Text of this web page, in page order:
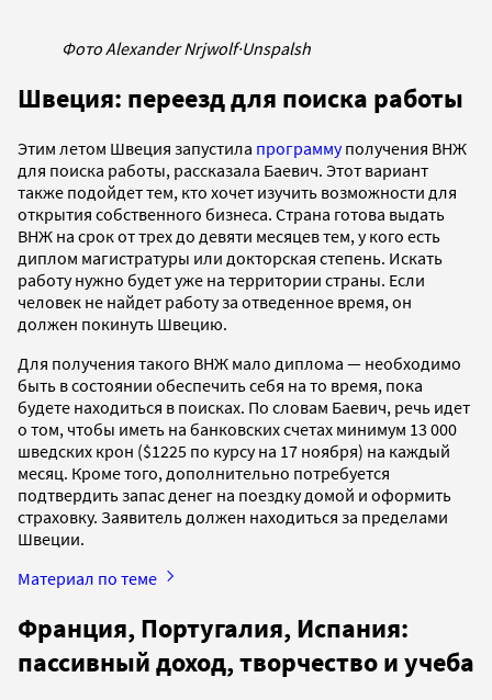
Фото Alexander Nrjwolf·Unspalsh
Швеция: переезд для поиска работы
Этим летом Швеция запустила программуполучения ВНЖ
для поиска работы, рассказала Баевич. Этот вариант
также подойдет тем, кто хочет изучить возможности для
открытия собственного бизнеса. Страна готова выдать
ВНЖ на срок от трех до девяти месяцев тем, у кого есть
диплом магистратуры или докторская степень. Искать
работу нужно будет уже на территории страны. Если
человек не найдет работу за отведенное время, он
должен покинуть Швецию.
Для получения такого ВНЖ мало диплома — необходимо
быть в состоянии обеспечить себя на то время, пока
будете находиться в поисках. По словам Баевич, речь идет
о том, чтобы иметь на банковских счетах минимум 13 000
шведских крон ($1225 по курсу на 17 ноября) на каждый
месяц. Кроме того, дополнительно потребуется
подтвердить запас денег на поездку домой и оформить
страховку. Заявитель должен находиться за пределами
Швеции.
Материал по теме
Франция, Португалия, Испания:
пассивный доход, творчество и учеба